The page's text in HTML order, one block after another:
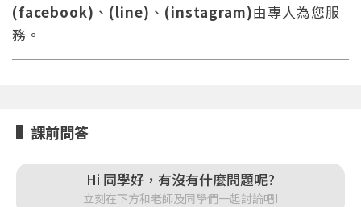
按下註冊即代表你同意我們的使用者條款與隱私權政
策。
(facebook) 、 (line) 、 (instagram)由專人為您服
務。
課前問答
Hi 同學好，有沒有什麼問題呢?
立刻在下方和老師及同學們一起討論吧!